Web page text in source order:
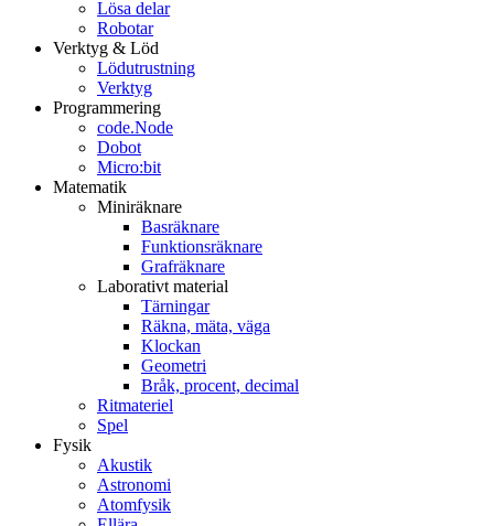
Lösa delar
Robotar
Verktyg & Löd
Lödutrustning
Verktyg
Programmering
code.Node
Dobot
Micro:bit
Matematik
Miniräknare
Basräknare
Funktionsräknare
Grafräknare
Laborativt material
Tärningar
Räkna, mäta, väga
Klockan
Geometri
Bråk, procent, decimal
Ritmateriel
Spel
Fysik
Akustik
Astronomi
Atomfysik